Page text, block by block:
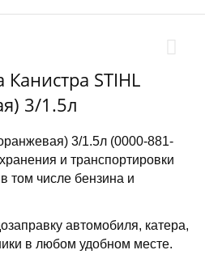
STIHL
3/1.5л
3/1.5л (0000-881-
и транспортировки
том числе бензина и
автомобиля, катера,
в любом удобном месте.